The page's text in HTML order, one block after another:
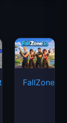
FallZone.io